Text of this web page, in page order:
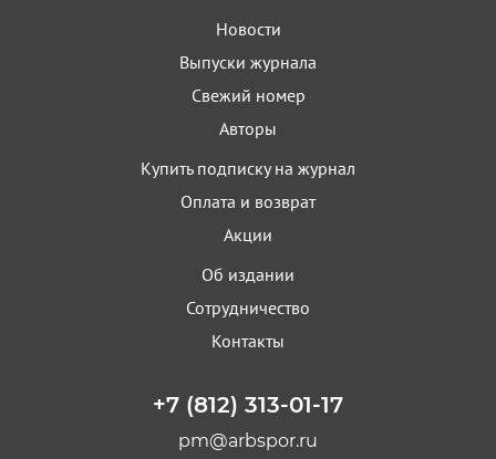
Новости
Выпуски журнала
Свежий номер
Авторы
Купить подписку на журнал
Оплата и возврат
Акции
Об издании
Сотрудничество
Контакты
+7 (812) 313-01-17
pm@arbspor.ru